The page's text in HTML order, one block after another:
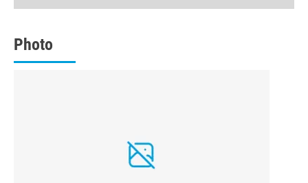
seconds
Photo